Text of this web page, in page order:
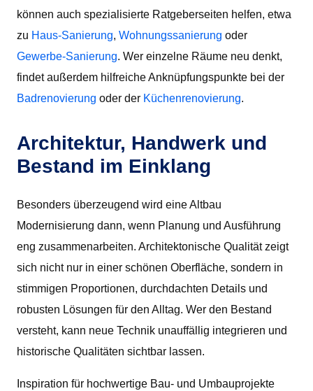
können auch spezialisierte Ratgeberseiten helfen, etwa
zu Haus-Sanierung, Wohnungssanierung oder
Gewerbe-Sanierung. Wer einzelne Räume neu denkt,
findet außerdem hilfreiche Anknüpfungspunkte bei der
Badrenovierung oder der Küchenrenovierung.
Architektur, Handwerk und
Bestand im Einklang
Besonders überzeugend wird eine Altbau
Modernisierung dann, wenn Planung und Ausführung
eng zusammenarbeiten. Architektonische Qualität zeigt
sich nicht nur in einer schönen Oberfläche, sondern in
stimmigen Proportionen, durchdachten Details und
robusten Lösungen für den Alltag. Wer den Bestand
versteht, kann neue Technik unauffällig integrieren und
historische Qualitäten sichtbar lassen.
Inspiration für hochwertige Bau- und Umbauprojekte